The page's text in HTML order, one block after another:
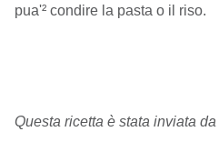
pua'² condire la pasta o il riso.
Questa ricetta è stata inviata da